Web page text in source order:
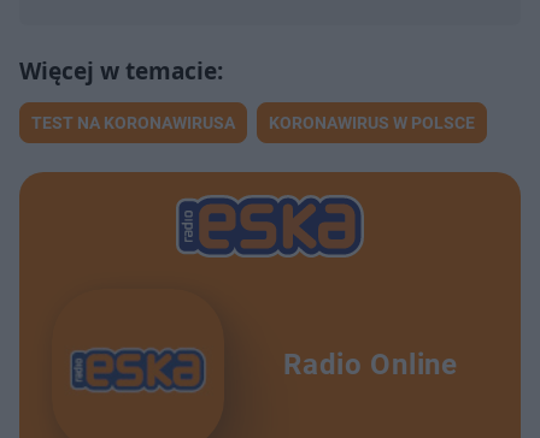
TEST NA KORONAWIRUSA KORONAWIRUS W POLSCE
Radio Online